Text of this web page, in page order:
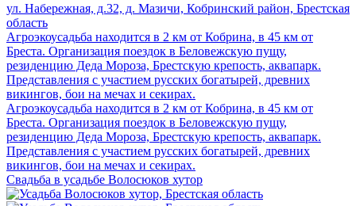
ул. Набережная, д.32, д. Мазичи, Кобринский район, Брестская
область
Агроэкоусадьба находится в 2 км от Кобрина, в 45 км от
Бреста. Организация поездок в Беловежскую пущу,
резиденцию Деда Мороза, Брестскую крепость, аквапарк.
Представления с участием русских богатырей, древних
викингов, бои на мечах и секирах.
Агроэкоусадьба находится в 2 км от Кобрина, в 45 км от
Бреста. Организация поездок в Беловежскую пущу,
резиденцию Деда Мороза, Брестскую крепость, аквапарк.
Представления с участием русских богатырей, древних
викингов, бои на мечах и секирах.
Свадьба в усадьбе Волосюков хутор